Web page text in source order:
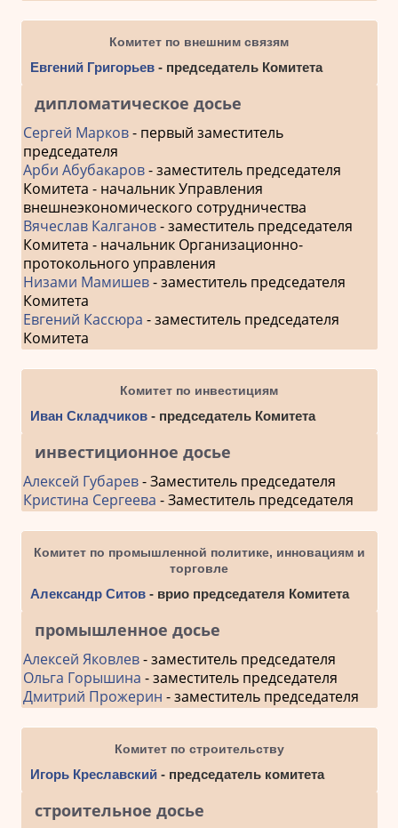
Комитет по внешним связям
Евгений Григорьев- председатель Комитета
дипломатическое досье
Сергей Марков- первый заместитель
председателя
Арби Абубакаров- заместитель председателя
Комитета - начальник Управления
внешнеэкономического сотрудничества
Вячеслав Калганов- заместитель председателя
Комитета - начальник Организационно-
протокольного управления
Низами Мамишев- заместитель председателя
Комитета
Евгений Кассюра - заместитель председателя
Комитета
Комитет по инвестициям
Иван Складчиков- председатель Комитета
инвестиционное досье
Алексей Губарев- Заместитель председателя
Кристина Сергеева - Заместитель председателя
Комитет по промышленной политике, инновациям и
торговле
Александр Ситов- врио председателя Комитета
промышленное досье
Алексей Яковлев- заместитель председателя
Ольга Горышина - заместитель председателя
Дмитрий Прожерин - заместитель председателя
Комитет по строительству
Игорь Креславский - председатель комитета
строительное досье